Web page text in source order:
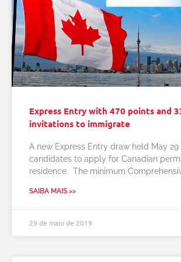
Express Entry with 470 points and
invitations to immigrate
A new Express Entry draw held May 29
candidates to apply for Canadian
residence. The minimum
SAIBA MAIS >>
29 de maio de 2019